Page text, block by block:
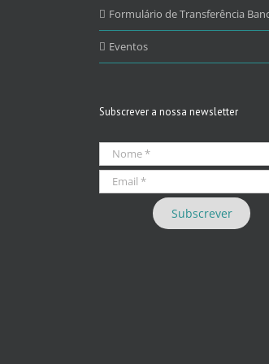
Formulário de Transferência
Eventos
Subscrever a nossa newsletter